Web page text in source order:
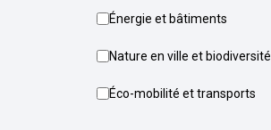
Énergie et bâtiments
Nature en ville et biodiversité
Éco-mobilité et transports